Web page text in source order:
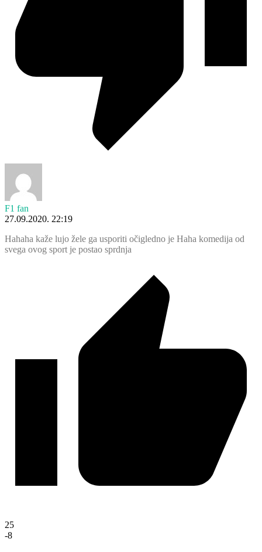
F1 fan
27.09.2020. 22:19
Hahaha kaže lujo žele ga usporiti očigledno je Haha komedija od
svega ovog sport je postao sprdnja
25
-8